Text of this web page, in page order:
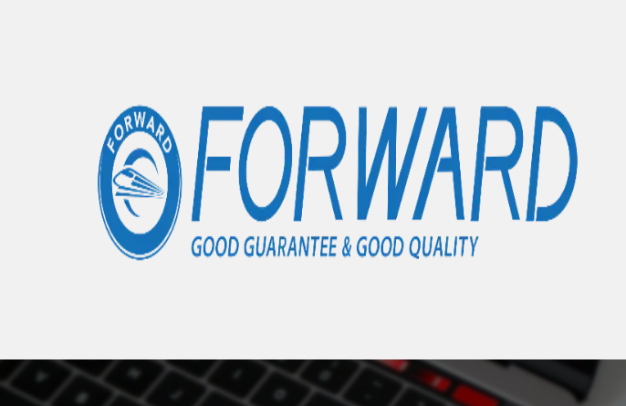
Accueil
Articles Pixel 8 Pro- 0 éléments